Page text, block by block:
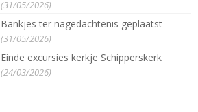
(31/05/2026)
Bankjes ter nagedachtenis geplaatst
(31/05/2026)
Einde excursies kerkje Schipperskerk
(24/03/2026)